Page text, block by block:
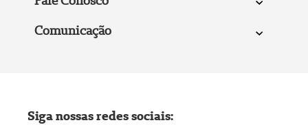
Comunicação
Siga nossas redes sociais: